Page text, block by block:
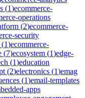
(1)ecommerce-
operations
(2)ecommerce-
security
(1)ecommerce-
(7)ecosystem (1)edge-
(1)education
(2)electronics (1)emag
(1)email-templates
apps